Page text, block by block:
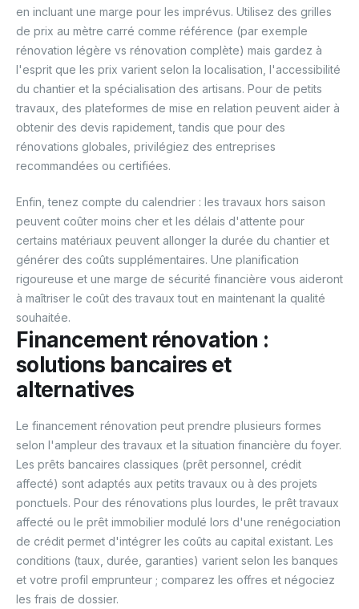
en incluant une marge pour les imprévus. Utilisez des grilles
de prix au mètre carré comme référence (par exemple
rénovation légère vs rénovation complète) mais gardez à
l'esprit que les prix varient selon la localisation, l'accessibilité
du chantier et la spécialisation des artisans. Pour de petits
travaux, des plateformes de mise en relation peuvent aider à
obtenir des devis rapidement, tandis que pour des
rénovations globales, privilégiez des entreprises
recommandées ou certifiées.
Enfin, tenez compte du calendrier : les travaux hors saison
peuvent coûter moins cher et les délais d'attente pour
certains matériaux peuvent allonger la durée du chantier et
générer des coûts supplémentaires. Une planification
rigoureuse et une marge de sécurité financière vous aideront
à maîtriser le coût des travaux tout en maintenant la qualité
souhaitée.
Financement rénovation :
solutions bancaires et
alternatives
Le financement rénovation peut prendre plusieurs formes
selon l'ampleur des travaux et la situation financière du foyer.
Les prêts bancaires classiques (prêt personnel, crédit
affecté) sont adaptés aux petits travaux ou à des projets
ponctuels. Pour des rénovations plus lourdes, le prêt travaux
affecté ou le prêt immobilier modulé lors d'une renégociation
de crédit permet d'intégrer les coûts au capital existant. Les
conditions (taux, durée, garanties) varient selon les banques
et votre profil emprunteur ; comparez les offres et négociez
les frais de dossier.